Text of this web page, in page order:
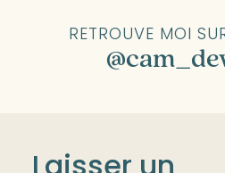
RETROUVE MOI